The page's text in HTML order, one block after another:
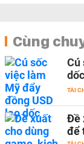
Cùng
Cú
dốc
TÀI
Đề
để